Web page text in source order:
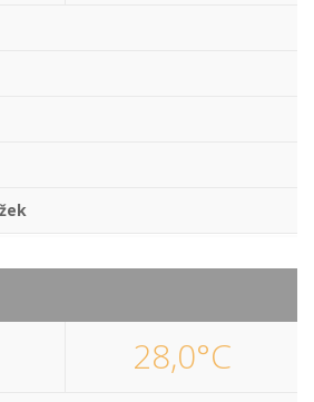
28,0°C